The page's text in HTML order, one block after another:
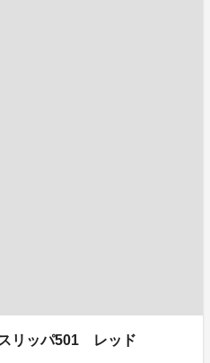
リッパ501 レッド